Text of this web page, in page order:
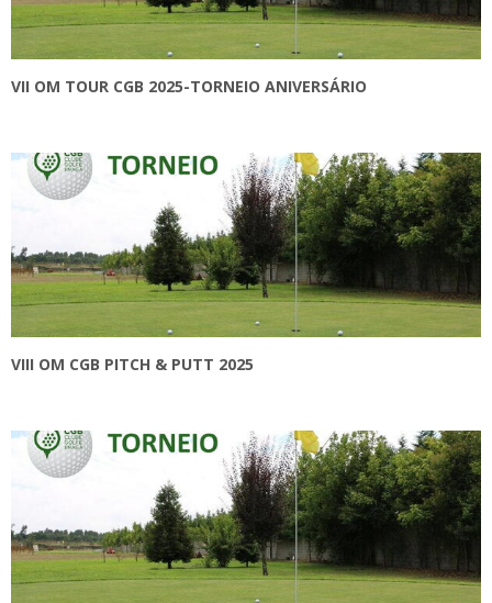
VII OM TOUR CGB 2025-TORNEIO ANIVERSÁRIO
VIII OM CGB PITCH & PUTT 2025